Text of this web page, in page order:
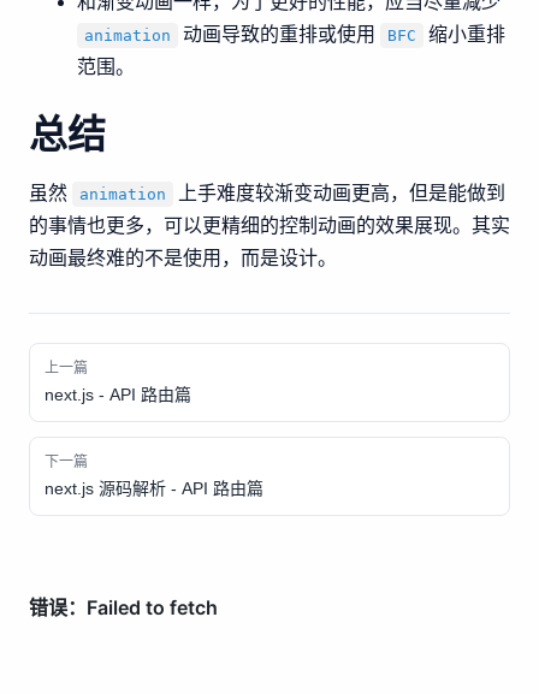
animation 动画导致的重排或使用 BFC
缩小重排
范围。
总结
虽然 animation
上手难度较渐变动画更高，但是能做到
的事情也更多，可以更精细的控制动画的效果展现。其实
动画最终难的不是使用，而是设计。
上一篇
next.js - API 路由篇
下一篇
next.js 源码解析 - API 路由篇